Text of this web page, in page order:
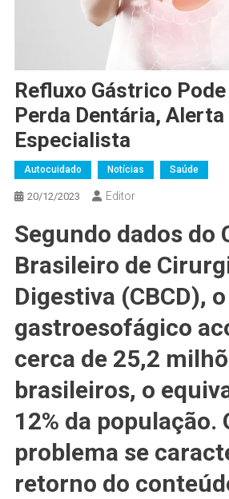
Refluxo Gástrico
Perda Dentária, Alerta
Especialista
Autocuidado Notícias Saúde
20/12/2023 Editor
Segundo dados do
Brasileiro de
Digestiva (CBCD),
gastroesofágico
cerca de 25,2
brasileiros, o
12% da população.
problema se
retorno do